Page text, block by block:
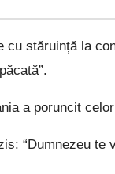
cu stăruință la
a poruncit
“Dumnezeu